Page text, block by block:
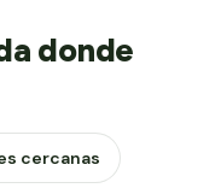
donde
cercanas